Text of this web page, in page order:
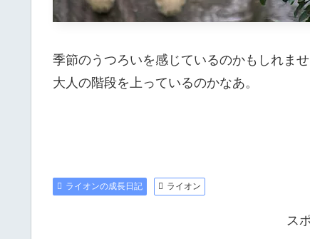
季節のうつろいを感じているのかもしれませ
大人の階段を上っているのかなあ。
ライオンの成長日記 ライオン
ス